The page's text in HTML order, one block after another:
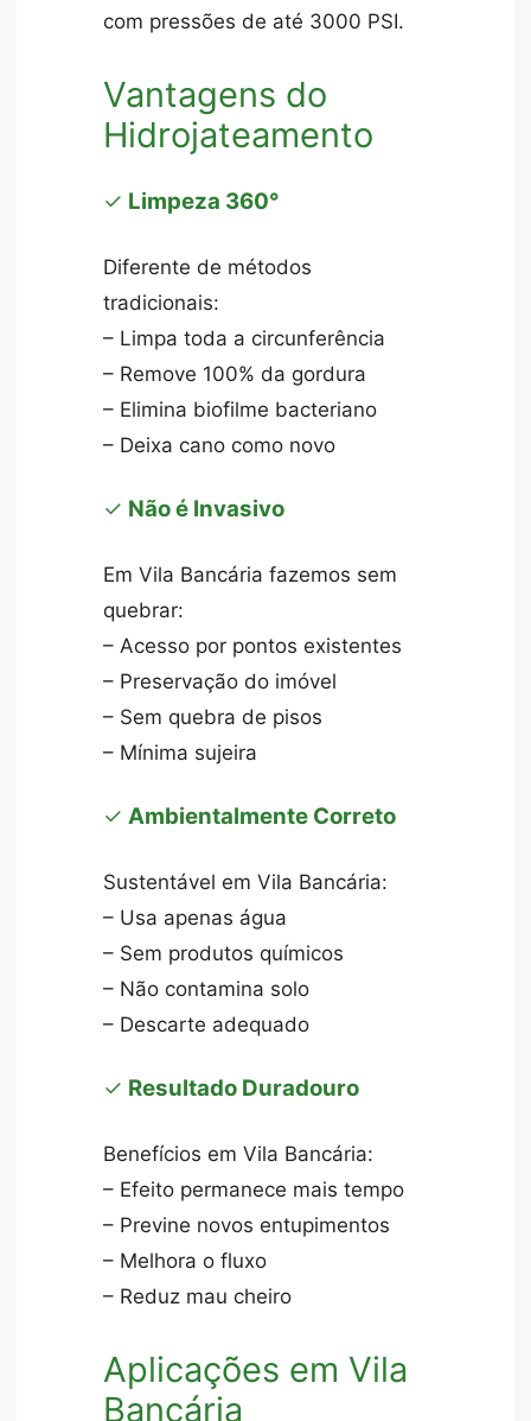
com pressões de até 3000 PSI.
Vantagens do
Hidrojateamento
✓ Limpeza 360°
Diferente de métodos
tradicionais:
– Limpa toda a circunferência
– Remove 100% da gordura
– Elimina biofilme bacteriano
– Deixa cano como novo
✓ Não é Invasivo
Em Vila Bancária fazemos sem
quebrar:
– Acesso por pontos existentes
– Preservação do imóvel
– Sem quebra de pisos
– Mínima sujeira
✓Ambientalmente Correto
Sustentável em Vila Bancária:
– Usa apenas água
– Sem produtos químicos
– Não contamina solo
– Descarte adequado
✓ Resultado Duradouro
Benefícios em Vila Bancária:
– Efeito permanece mais tempo
– Previne novos entupimentos
– Melhora o fluxo
– Reduz mau cheiro
Aplicações em Vila
Bancária